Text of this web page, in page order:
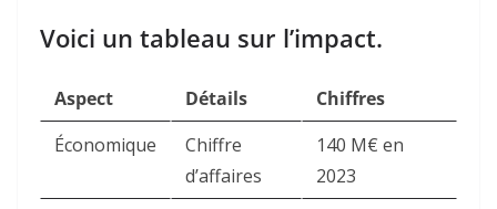
Voici un tableau sur l’impact.
Aspect Détails
Chiffres
Économique
Chiffre
d’affaires
140 M€ en
2023